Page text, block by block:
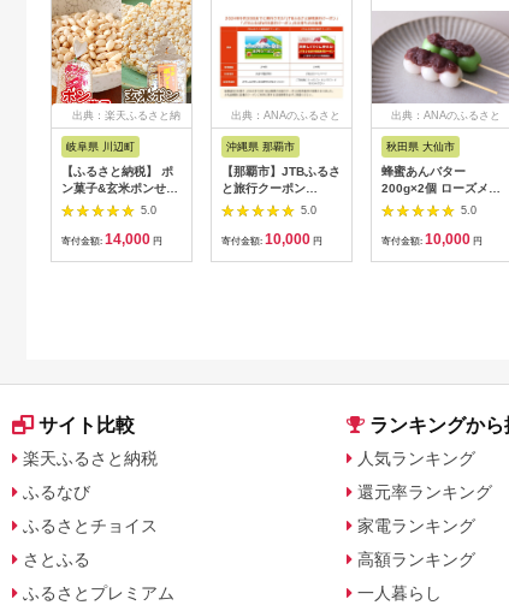
出典：楽天ふるさと納
岐阜県 川辺町
【ふるさと納税】 ポ
ン菓子&玄米ポンせん
べい│玄米 玄米粥 お
菓子 おやつ おつまみ
朝食 シリアル 懐かし
5.0
寄付金額: 14,000 円
出典：ANAのふるさと
沖縄県 那覇市
【那覇市】JTBふるさ
と旅行クーポン
（3,000円分）有効期
間3年（Eメール発
行）｜旅行 トラベル
5.0
寄付金額: 10,000 円
出典：ANAのふるさと
秋田県 大仙市
蜂蜜あんバター
200g×2個 ローズメイ
[あんバター はちみ
つ 発酵バター あん
こ 水あめ不使用 秋
5.0
寄付金額: 10,000 円
サイト比較
楽天ふるさと納税
ふるなび
ふるさとチョイス
さとふる
ふるさとプレミアム
ランキングから
人気ランキング
還元率ランキング
家電ランキング
高額ランキング
一人暮らし